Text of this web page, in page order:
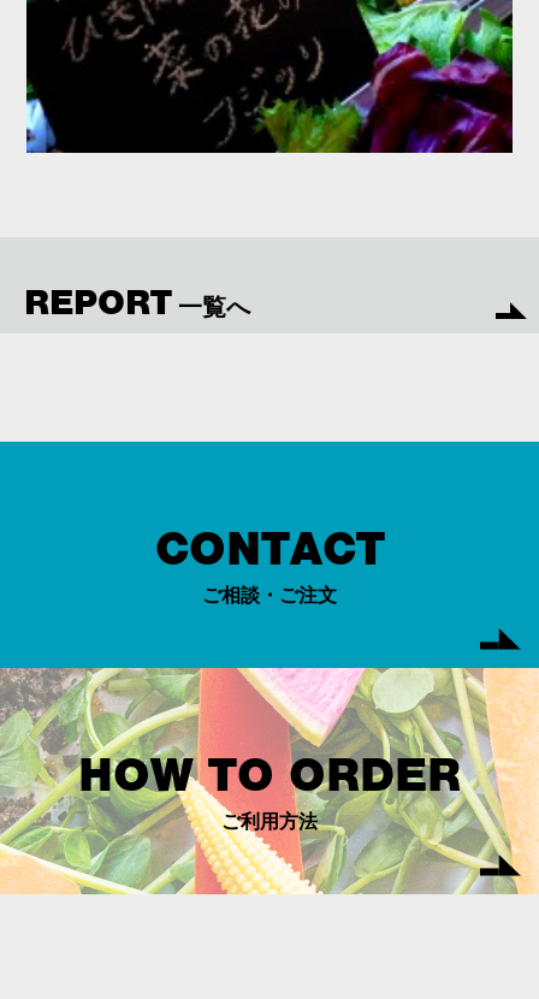
REPORT 一覧へ
CONTACT
ご相談・ご注文
HOW TO ORDER
ご利用方法